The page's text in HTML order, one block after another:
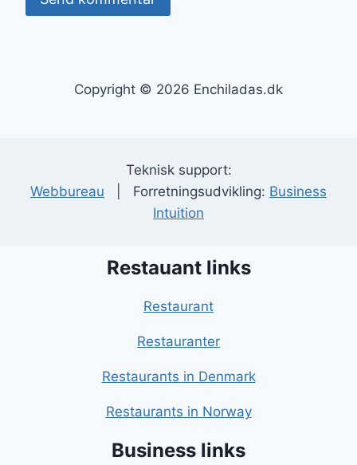
Copyright © 2026 Enchiladas.dk
Teknisk support:
Webbureau | Forretningsudvikling: Business
Intuition
Restauant links
Restaurant
Restauranter
Restaurants in Denmark
Restaurants in Norway
Business links